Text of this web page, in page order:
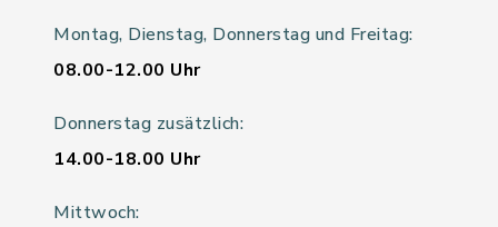
Montag, Dienstag, Donnerstag und Freitag:
08.00-12.00 Uhr
Donnerstag zusätzlich:
14.00-18.00 Uhr
Mittwoch: